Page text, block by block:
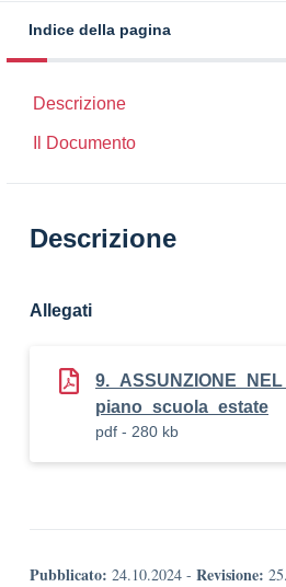
Indice della pagina
Descrizione
Il Documento
Descrizione
Allegati
piano_scuola_estate
pdf - 280 kb
Pubblicato: 24.10.2024 - Revisione: